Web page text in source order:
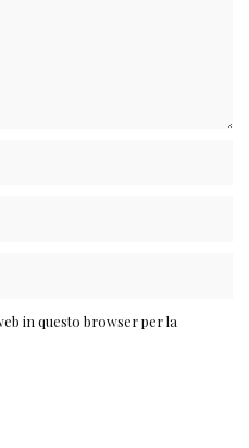
in questo browser per la